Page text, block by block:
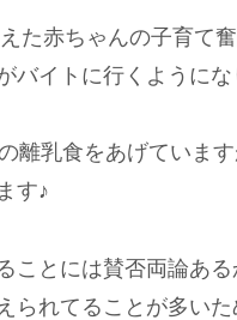
た赤ちゃんの子育て
バイトに行くように
離乳食をあげていま
す♪
ことには賛否両論あ
られてることが多い